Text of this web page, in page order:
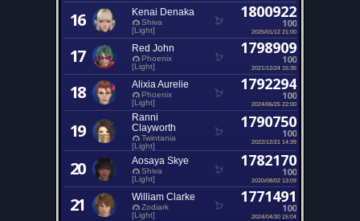
16 Kenai Denaka
Shiva
[Light]
1800922
100
2025/01/12 21:00
17 Red John
Phoenix
[Light]
1798909
100
2021/12/24 15:35
18 Alixia Aurelie
Phoenix
[Light]
1792294
100
2024/06/25 22:00
19
Ranni
Clayworth
Twintania
[Light]
1790750
100
2022/12/21 14:39
20 Aosaya Skye
Shiva
[Light]
1782170
100
2020/08/02 13:09
21 William Clarke
Zodiark
[Light]
1771491
100
2024/04/30 15:04